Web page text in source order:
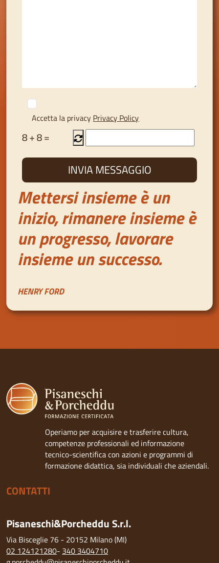
Accetta la privacy Privacy Policy
8+8=
Mettersi insieme è un
inizio, rimanere insieme è
un progresso, lavorare
insieme un successo.
HENRY FORD
Operiamo per acquisire e trasferire cultura,
competenze professionali ed informazione
tecnico-scientifica con azioni e programmi di
formazione didattica, sia individuali che aziendali.
CONTATTI
Pisaneschi&Porcheddu S.r.l.
Via Bisceglie 76 - 20152 Milano (MI)
02 124121280- 340 3404710